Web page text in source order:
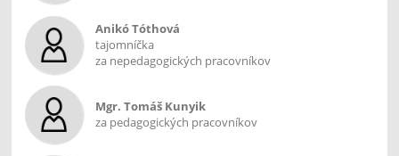
Anikó Tóthová
tajomníčka
za nepedagogických pracovníkov
Mgr. Tomáš Kunyik
za pedagogických pracovníkov